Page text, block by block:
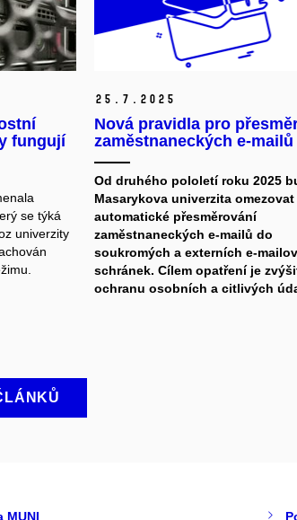
fungují
se týká
univerzity
25. 7. 2025
Nová pravidla pro
zaměstnaneckých e-mailů
Od druhého pololetí roku 2025
Masarykova univerzita omezovat
automatické přesměrování
zaměstnaneckých e-mailů do
soukromých a externích e-
schránek. Cílem opatření je
ochranu osobních a citlivých
MUNI